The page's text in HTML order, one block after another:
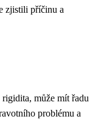
zjistili příčinu a
může mít řadu
problému a